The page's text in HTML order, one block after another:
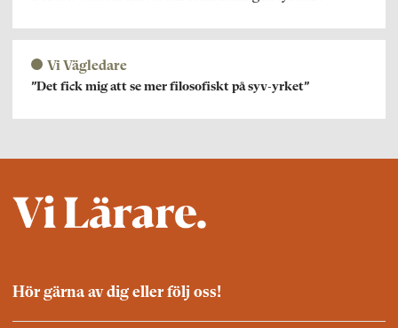
Vi Vägledare
”Det fick mig att se mer filosofiskt på syv-yrket”
Hör gärna av dig eller följ oss!